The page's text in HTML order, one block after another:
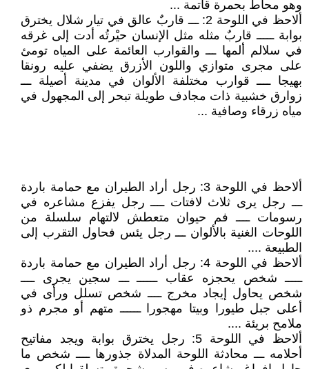
وهو محاط بحمرة قاتمة ...
ألاحظ في اللوحة 2: ـــ قاربٌ عالق في تيار شلال يخترق
بوابة ـــــ قاربٌ مثله مثل الإنسان حيْرتُه أدت إلى غرقه
في سلالم ألمها ـــ والقوارب العائمة على المياه تومئ
على مجرى متوازي واللون الأزرق يضفي عليه رونقا
بهيجا ــــ قوارب مختلفة الألوان في مدينة أصيلة ـــ
زوارق خشبية ذات مجادف طويلة تبحر إلى المجهول في
مياه زرقاء وصافية ...
ألاحظ في اللوحة 3: رجل أراد الطيران مع حمامة باردة
ـــ رجل يرى ثلاث لافتات ــــ رجل يفزع مشاعره في
رسومات ــــ فم حيوان متعطش لالتهام سلسلة من
اللوحات الغنية بالألوان ـــ رجل يئس فحاول التقرب إلى
الطبيعة ....
ألاحظ في اللوحة 4: رجل أراد الطيران مع حمامة باردة
ـــــ شخص يحجزه عقاب ــــــ ـــ سجين يجرى ــــ
شخص يحاول إيجاد مخرج ــــ شخص تسلل ورأى في
أعلى جبل طيورا وبيتا مهجورا ــــــ متهم أو مجرم ذو
ملامح بريئة ....
ألاحظ في اللوحة 5: رجل يخترق بوابة ويجد مفاتيح
أحلامه ـــ محادثة اللوحة المدلاة جذورها ــــ شخص ما